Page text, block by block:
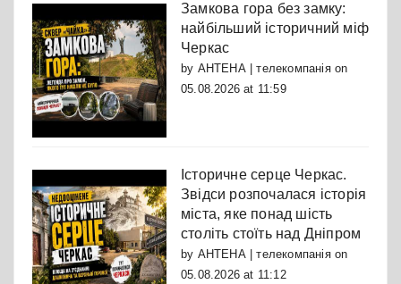
Замкова гора без замку:
найбільший історичний міф
Черкас
by АНТЕНА | телекомпаніяon
05.08.2026 at 11:59
Історичне серце Черкас.
Звідси розпочалася історія
міста, яке понад шість
століть стоїть над Дніпром
by АНТЕНА | телекомпаніяon
05.08.2026 at 11:12